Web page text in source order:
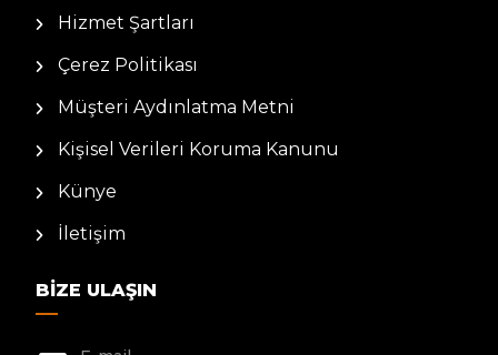
Hizmet Şartları
Çerez Politikası
Müşteri Aydınlatma Metni
Kişisel Verileri Koruma Kanunu
Künye
İletişim
BIZE ULAŞIN